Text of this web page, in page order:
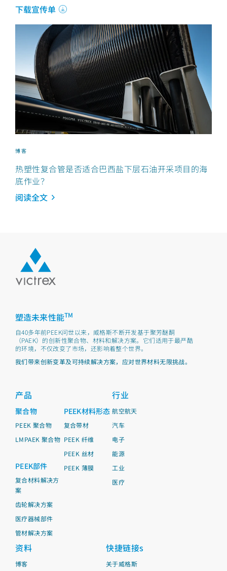
下载宣传单
博客
热塑性复合管是否适合巴西盐下层石油开采项目的海
底作业？
阅读全文
塑造未来性能TM
自40多年前PEEK问世以来，威格斯不断开发基于聚芳醚酮
（PAEK）的创新性聚合物、材料和解决方案。它们适用于最严酷
的环境，不仅改变了市场，还影响着整个世界。
我们带来创新变革及可持续解决方案，应对世界材料无限挑战。
产品
聚合物
PEEK 聚合物
LMPAEK 聚合物
PEEK部件
复合材料解决方
案
齿轮解决方案
医疗器械部件
管材解决方案
PEEK材料形态
复合带材
PEEK 纤维
PEEK 丝材
PEEK 薄膜
行业
航空航天
汽车
电子
能源
工业
医疗
资料
博客
快捷链接s
关于威格斯